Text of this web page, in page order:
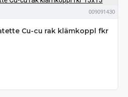
009091430
Cu-cu rak klämkoppl fkr